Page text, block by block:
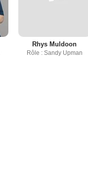
Rhys Muldoon
Rôle : Sandy Upman